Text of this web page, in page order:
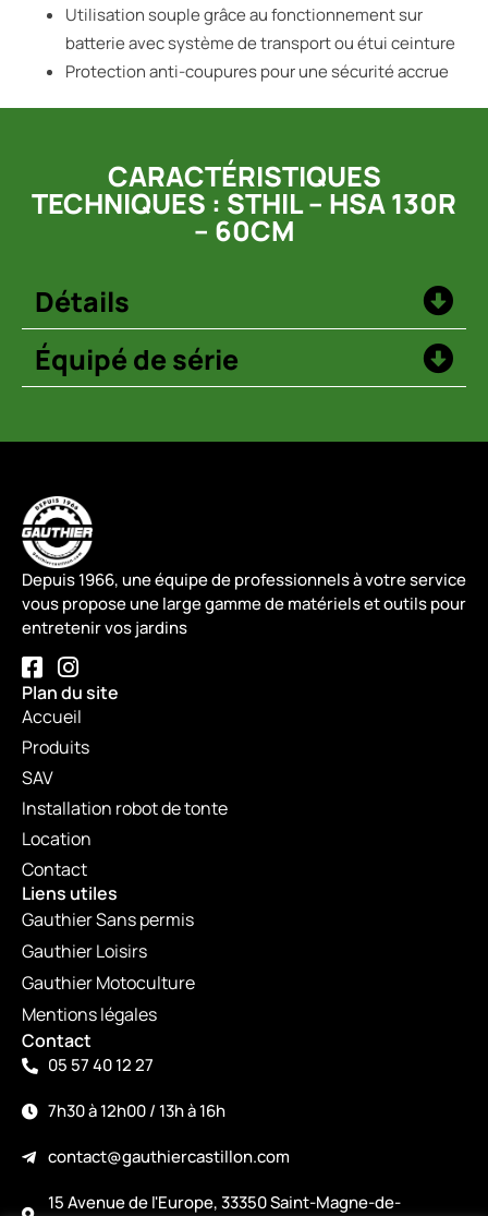
Utilisation souple grâce au fonctionnement sur
batterie avec système de transport ou étui ceinture
Protection anti-coupures pour une sécurité accrue
CARACTÉRISTIQUES
TECHNIQUES : STHIL – HSA 130R
– 60CM
Détails
Équipé de série
Depuis 1966, une équipe de professionnels à votre service
vous propose une large gamme de matériels et outils pour
entretenir vos jardins
Plan du site
Accueil
Produits
SAV
Installation robot de tonte
Location
Contact
Liens utiles
Gauthier Sans permis
Gauthier Loisirs
Gauthier Motoculture
Mentions légales
Contact
05 57 40 12 27
7h30 à 12h00 / 13h à 16h
contact@gauthiercastillon.com
15 Avenue de l'Europe, 33350 Saint-Magne-de-